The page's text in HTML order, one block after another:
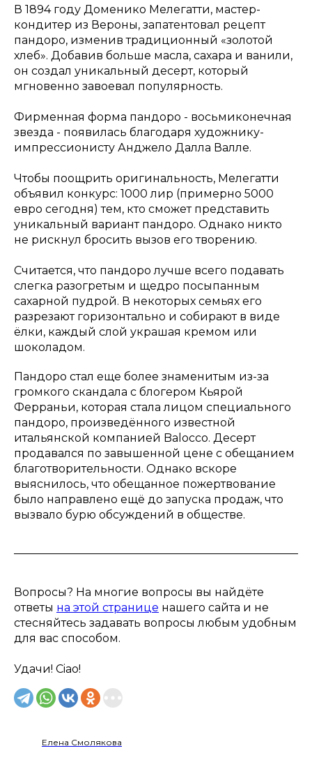
В 1894 году Доменико Мелегатти, мастер-
кондитер из Вероны, запатентовал рецепт
пандоро, изменив традиционный «золотой
хлеб». Добавив больше масла, сахара и ванили,
он создал уникальный десерт, который
мгновенно завоевал популярность.
Фирменная форма пандоро - восьмиконечная
звезда - появилась благодаря художнику-
импрессионисту Анджело Далла Валле.
Чтобы поощрить оригинальность, Мелегатти
объявил конкурс: 1000 лир (примерно 5000
евро сегодня) тем, кто сможет представить
уникальный вариант пандоро. Однако никто
не рискнул бросить вызов его творению.
Считается, что пандоро лучше всего подавать
слегка разогретым и щедро посыпанным
сахарной пудрой. В некоторых семьях его
разрезают горизонтально и собирают в виде
ёлки, каждый слой украшая кремом или
шоколадом.
Пандоро стал еще более знаменитым из-за
громкого скандала с блогером Кьярой
Ферраньи, которая стала лицом специального
пандоро, произведённого известной
итальянской компанией Balocco. Десерт
продавался по завышенной цене с обещанием
благотворительности. Однако вскоре
выяснилось, что обещанное пожертвование
было направлено ещё до запуска продаж, что
вызвало бурю обсуждений в обществе.
Вопросы? На многие вопросы вы найдёте
ответы на этой странице нашего сайта и не
стесняйтесь задавать вопросы любым удобным
для вас способом.
Удачи! Ciao!
Елена Смолякова